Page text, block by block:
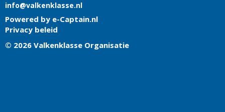
ofni@valkenklasse.nl
Powered by e-Captain.nl
Privacy beleid
© 2026 Valkenklasse Organisatie